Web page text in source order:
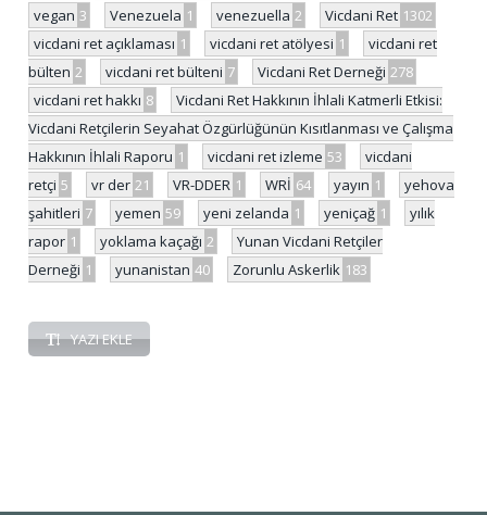
vegan 3 Venezuela 1 venezuella 2 Vicdani Ret 1302
vicdani ret açıklaması 1 vicdani ret atölyesi 1
vicdani ret
bülten 2 vicdani ret bülteni 7 Vicdani Ret Derneği 278
vicdani ret hakkı 8
Vicdani Ret Hakkının İhlali Katmerli Etkisi:
Vicdani Retçilerin Seyahat Özgürlüğünün Kısıtlanması ve Çalışma
Hakkının İhlali Raporu 1 vicdani ret izleme 53
vicdani
retçi 5 vr der 21 VR-DDER 1 WRİ 64 yayın 1
yehova
şahitleri 7 yemen 59 yeni zelanda 1 yeniçağ 1
yılık
rapor 1 yoklama kaçağı 2
Yunan Vicdani Retçiler
Derneği 1 yunanistan 40 Zorunlu Askerlik 183
YAZI EKLE